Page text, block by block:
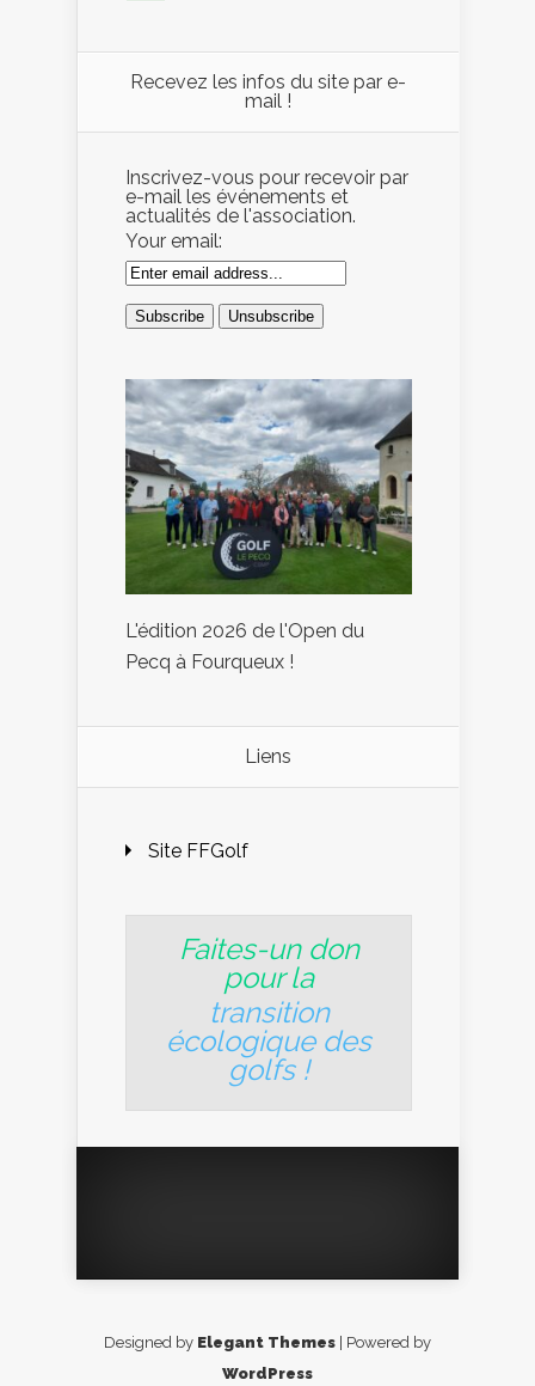
Recevez les infos du site par e-
mail !
Inscrivez-vous pour recevoir par
e-mail les événements et
actualités de l'association.
Your email:
L'édition 2026 de l'Open du
Pecq à Fourqueux !
Liens
Site FFGolf
Faites-un don
pour la
transition
écologique des
golfs!
Designed by Elegant Themes | Powered by
WordPress